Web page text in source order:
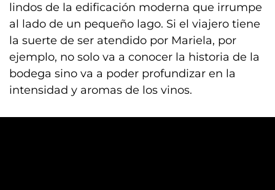
lindos de la edificación moderna que irrumpe
al lado de un pequeño lago. Si el viajero tiene
la suerte de ser atendido por Mariela, por
ejemplo, no solo va a conocer la historia de la
bodega sino va a poder profundizar en la
intensidad y aromas de los vinos.